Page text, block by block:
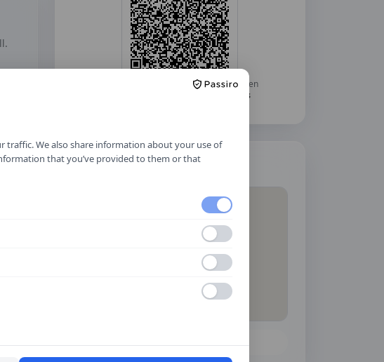
Skanna med mobilkameran — telefonen
Hagbergs
Hitta hit
Öppna i Google Maps
traffic. We also share information about your use of
that you’ve provided to them or that